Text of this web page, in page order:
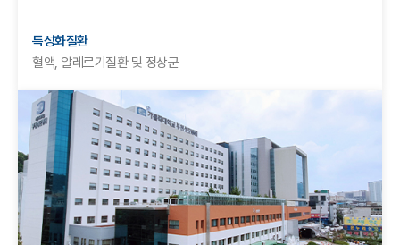
특성화질환
혈액, 알레르기질환 및 정상군